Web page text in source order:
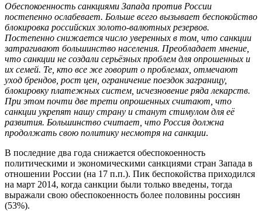
Обеспокоенность санкциями Запада против России
постепенно ослабевает. Больше всего вызывает беспокойство
блокировка российских золото-валютных резервов.
Постепенно снижается число уверенных в том, что санкции
затрагивают большинство населения. Преобладает мнение,
что санкции не создали серьёзных проблем для опрошенных и
их семей. Те, кто все же говорит о проблемах, отмечают
уход брендов, рост цен, ограничение поездок заграницу,
блокировку платежных систем, исчезновение ряда лекарств.
При этом почти две трети опрошенных считают, что
санкции укрепят нашу страну и станут стимулом для её
развития. Большинство считает, что Россия должна
продолжать свою политику несмотря на санкции.
В последние два года снижается обеспокоенность
политическими и экономическими санкциями стран Запада в
отношении России (на 17 п.п.). Пик беспокойства приходился
на март 2014, когда санкции были только введены, тогда
выражали свою обеспокоенность более половины россиян
(53%).